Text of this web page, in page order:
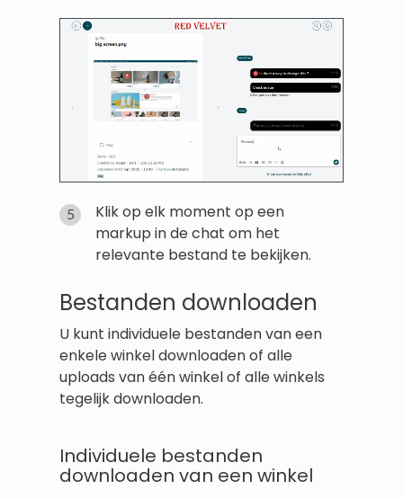
Klik op elk moment op een
markup in de chat om het
relevante bestand te bekijken.
Bestanden downloaden
U kunt individuele bestanden van een
enkele winkel downloaden of alle
uploads van één winkel of alle winkels
tegelijk downloaden.
Individuele bestanden
downloaden van een winkel